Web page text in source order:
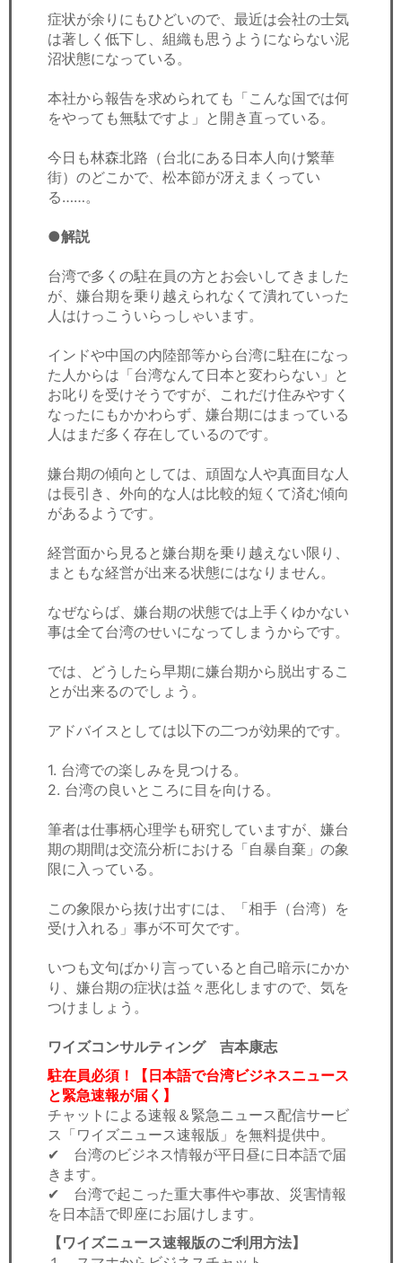
症状が余りにもひどいので、最近は会社の士気
は著しく低下し、組織も思うようにならない泥
沼状態になっている。
本社から報告を求められても「こんな国では何
をやっても無駄ですよ」と開き直っている。
今日も林森北路（台北にある日本人向け繁華
街）のどこかで、松本節が冴えまくってい
る……。
●解説
台湾で多くの駐在員の方とお会いしてきました
が、嫌台期を乗り越えられなくて潰れていった
人はけっこういらっしゃいます。
インドや中国の内陸部等から台湾に駐在になっ
た人からは「台湾なんて日本と変わらない」と
お叱りを受けそうですが、これだけ住みやすく
なったにもかかわらず、嫌台期にはまっている
人はまだ多く存在しているのです。
嫌台期の傾向としては、頑固な人や真面目な人
は長引き、外向的な人は比較的短くて済む傾向
があるようです。
経営面から見ると嫌台期を乗り越えない限り、
まともな経営が出来る状態にはなりません。
なぜならば、嫌台期の状態では上手くゆかない
事は全て台湾のせいになってしまうからです。
では、どうしたら早期に嫌台期から脱出するこ
とが出来るのでしょう。
アドバイスとしては以下の二つが効果的です。
1. 台湾での楽しみを見つける。
2. 台湾の良いところに目を向ける。
筆者は仕事柄心理学も研究していますが、嫌台
期の期間は交流分析における「自暴自棄」の象
限に入っている。
この象限から抜け出すには、「相手（台湾）を
受け入れる」事が不可欠です。
いつも文句ばかり言っていると自己暗示にかか
り、嫌台期の症状は益々悪化しますので、気を
つけましょう。
ワイズコンサルティング 吉本康志
駐在員必須！【日本語で台湾ビジネスニュース
と緊急速報が届く】
チャットによる速報＆緊急ニュース配信サービ
ス「ワイズニュース速報版」を無料提供中。
✔ 台湾のビジネス情報が平日昼に日本語で届
きます。
✔ 台湾で起こった重大事件や事故、災害情報
を日本語で即座にお届けします。
【ワイズニュース速報版のご利用方法】